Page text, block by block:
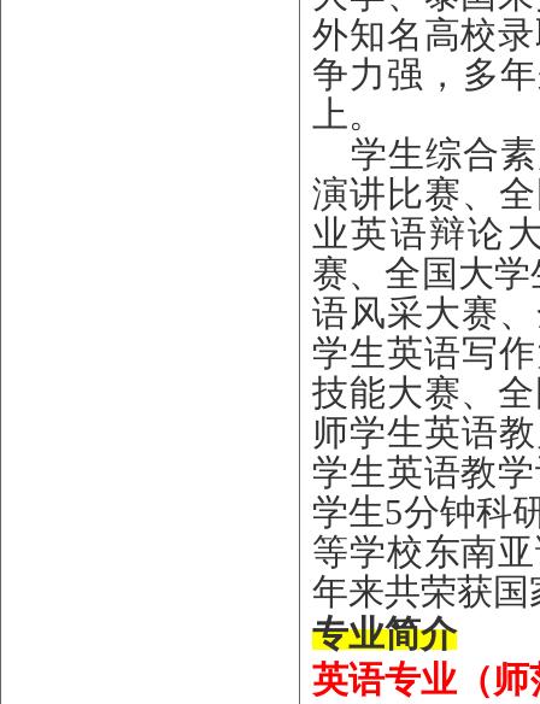
外知名高校
争力强，多
上。
学生综合
演讲比赛、
业英语辩论
赛、全国大
语风采大赛
学生英语写
技能大赛、
师学生英语
学生英语教
学生5分钟科
等学校东南
年来共荣获国
专业简介
英语专业（师